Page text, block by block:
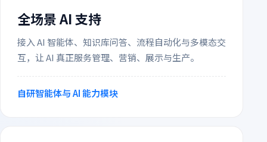
全场景 AI 支持
接入 AI 智能体、知识库问答、流程自动化与多模态交
互，让 AI 真正服务管理、营销、展示与生产。
自研智能体与 AI 能力模块